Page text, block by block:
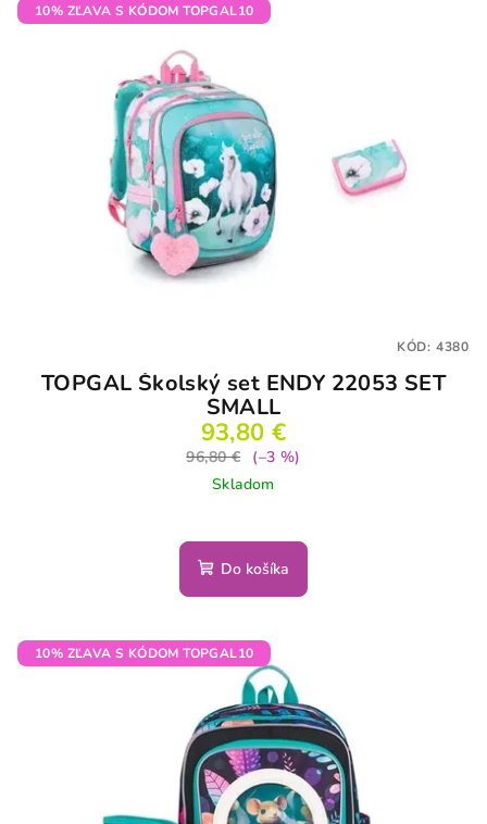
10% ZĽAVA S KÓDOM TOPGAL10
TOPGAL Školský set ENDY 22053 SET
SMALL
93,80 €
96,80 €
(–3 %)
Skladom
Do košíka
KÓD: 4380
10% ZĽAVA S KÓDOM TOPGAL10